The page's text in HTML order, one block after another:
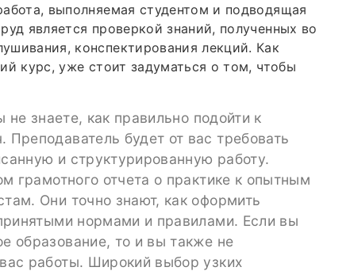
выполняемая студентом и подводящая
является проверкой знаний, полученных во
конспектирования лекций. Как
курс, уже стоит задуматься о том, чтобы
знаете, как правильно подойти к
будет от вас требовать
и структурированную работу.
грамотного отчета о практике к опытным
Они точно знают, как оформить
нормами и правилами. Если вы
образование, то и вы также не
работы. Широкий выбор узких